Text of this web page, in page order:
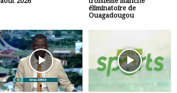
éliminatoire de
Ouagadougou